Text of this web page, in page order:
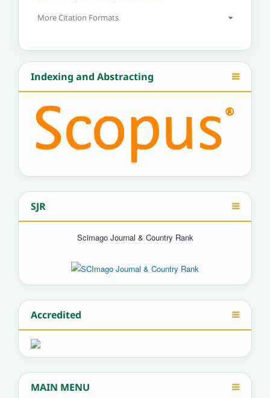
More Citation Formats
Indexing and Abstracting
SJR
Scimago Journal & Country Rank
Accredited
MAIN MENU